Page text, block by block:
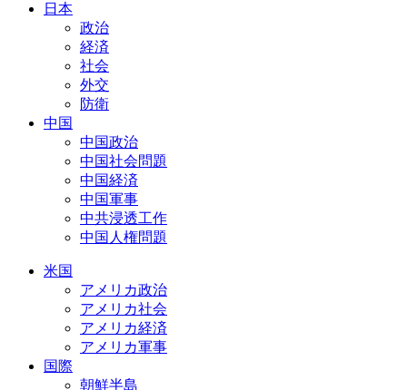
日本
政治
経済
社会
外交
防衛
中国
中国政治
中国社会問題
中国経済
中国軍事
中共浸透工作
中国人権問題
米国
アメリカ政治
アメリカ社会
アメリカ経済
アメリカ軍事
国際
朝鮮半島